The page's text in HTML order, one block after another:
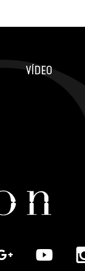
VÍDEO